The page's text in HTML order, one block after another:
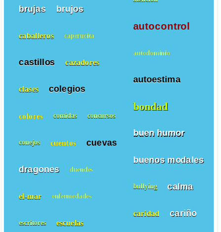
autocontrol
autodominio
autoestima
bondad
buen humor
buenos modales
bullying calma
caridad cariño
brujas brujos
caballeros caperucita
castillos cazadores
clases colegios
colores comidas concursos
conejos cuentos cuevas
dragones duendes
el-mar enfermedades
escritores escuelas